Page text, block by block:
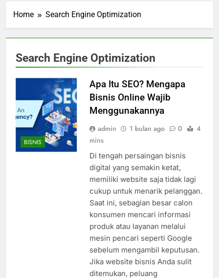
Home Search Engine Optimization
Search Engine Optimization
BISNIS
Apa Itu SEO? Mengapa
Bisnis Online Wajib
Menggunakannya
admin 1 bulan ago 0
4
mins
Di tengah persaingan bisnis
digital yang semakin ketat,
memiliki website saja tidak lagi
cukup untuk menarik pelanggan.
Saat ini, sebagian besar calon
konsumen mencari informasi
produk atau layanan melalui
mesin pencari seperti Google
sebelum mengambil keputusan.
Jika website bisnis Anda sulit
ditemukan, peluang